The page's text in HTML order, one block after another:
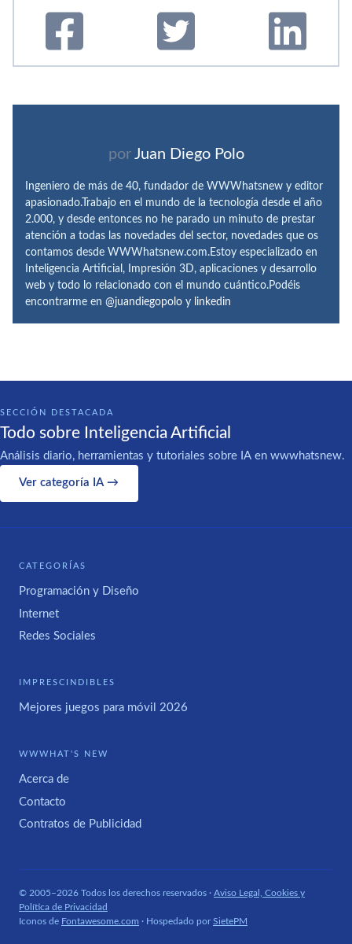
por Juan Diego Polo
Ingeniero de más de 40, fundador de WWWhatsnew y editor
apasionado.Trabajo en el mundo de la tecnología desde el año
2.000, y desde entonces no he parado un minuto de prestar
atención a todas las novedades del sector, novedades que os
contamos desde WWWhatsnew.com.Estoy especializado en
Inteligencia Artificial, Impresión 3D, aplicaciones y desarrollo
web y todo lo relacionado con el mundo cuántico.Podéis
encontrarme en @juandiegopolo y linkedin
SECCIÓN DESTACADA
Todo sobre Inteligencia Artificial
Análisis diario, herramientas y tutoriales sobre IA en wwwhatsnew.
Ver categoría IA →
CATEGORÍAS
Programación y Diseño
Internet
Redes Sociales
IMPRESCINDIBLES
Mejores juegos para móvil 2026
WWWHAT'S NEW
Acerca de
Contacto
Contratos de Publicidad
© 2005–2026 Todos los derechos reservados · Aviso Legal, Cookies y
Política de Privacidad
Iconos de Fontawesome.com · Hospedado porSietePM